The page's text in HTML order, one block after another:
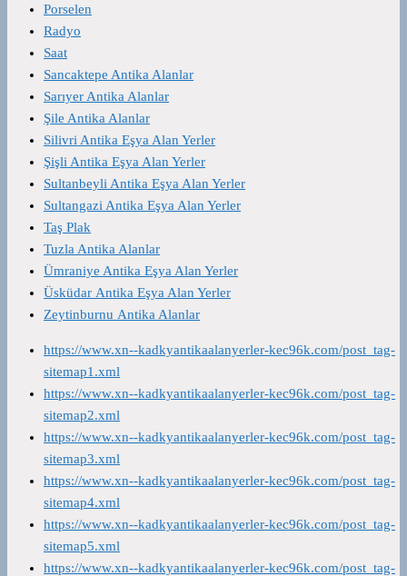
Porselen
Radyo
Saat
Sancaktepe Antika Alanlar
Sarıyer Antika Alanlar
Şile Antika Alanlar
Silivri Antika Eşya Alan Yerler
Şişli Antika Eşya Alan Yerler
Sultanbeyli Antika Eşya Alan Yerler
Sultangazi Antika Eşya Alan Yerler
Taş Plak
Tuzla Antika Alanlar
Ümraniye Antika Eşya Alan Yerler
Üsküdar Antika Eşya Alan Yerler
Zeytinburnu Antika Alanlar
https://www.xn--kadkyantikaalanyerler-kec96k.com/post_tag-
sitemap1.xml
https://www.xn--kadkyantikaalanyerler-kec96k.com/post_tag-
sitemap2.xml
https://www.xn--kadkyantikaalanyerler-kec96k.com/post_tag-
sitemap3.xml
https://www.xn--kadkyantikaalanyerler-kec96k.com/post_tag-
sitemap4.xml
https://www.xn--kadkyantikaalanyerler-kec96k.com/post_tag-
sitemap5.xml
https://www.xn--kadkyantikaalanyerler-kec96k.com/post_tag-